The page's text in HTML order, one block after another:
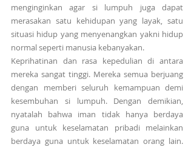
menginginkan agar si lumpuh juga dapat
merasakan satu kehidupan yang layak, satu
situasi hidup yang menyenangkan yakni hidup
normal seperti manusia kebanyakan.
Keprihatinan dan rasa kepedulian di antara
mereka sangat tinggi. Mereka semua berjuang
dengan memberi seluruh kemampuan demi
kesembuhan si lumpuh. Dengan demikian,
nyatalah bahwa iman tidak hanya berdaya
guna untuk keselamatan pribadi melainkan
berdaya guna untuk keselamatan orang lain.